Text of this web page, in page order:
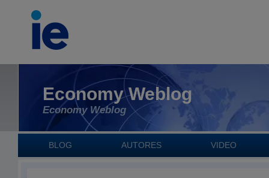
Economy Weblog
Economy Weblog
BLOG AUTORES VIDEO